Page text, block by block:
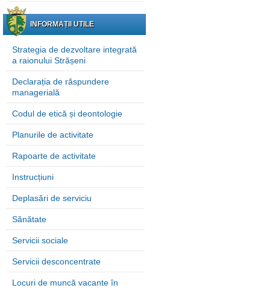
INFORMAȚII UTILE
Strategia de dezvoltare integrată
a raionului Strășeni
Declarația de răspundere
managerială
Codul de etică și deontologie
Planurile de activitate
Rapoarte de activitate
Instrucțiuni
Deplasări de serviciu
Sănătate
Servicii sociale
Servicii desconcentrate
Locuri de muncă vacante în